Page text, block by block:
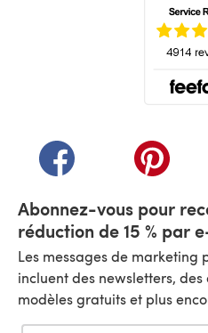
(s'ouvre dans un(s'ouvre
Abonnez-vous pour
réduction de 15 % par
Les messages de
incluent des newsletters,
modèles gratuits et plus